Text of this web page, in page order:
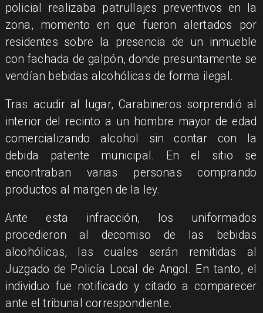
policial realizaba patrullajes preventivos en la
zona, momento en que fueron alertados por
residentes sobre la presencia de un inmueble
con fachada de galpón, donde presuntamente se
vendían bebidas alcohólicas de forma ilegal.
​Tras acudir al lugar, Carabineros sorprendió al
interior del recinto a un hombre mayor de edad
comercializando alcohol sin contar con la
debida patente municipal. En el sitio se
encontraban varias personas comprando
productos al margen de la ley.
​Ante esta infracción, los uniformados
procedieron al decomiso de las bebidas
alcohólicas, las cuales serán remitidas al
Juzgado de Policía Local de Angol. En tanto, el
individuo fue notificado y citado a comparecer
ante el tribunal correspondiente.